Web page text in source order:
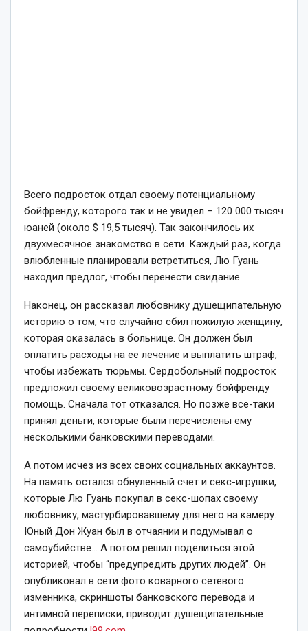
Всего подросток отдал своему потенциальному
бойфренду, которого так и не увидел – 120 000 тысяч
юаней (около $ 19,5 тысяч). Так закончилось их
двухмесячное знакомство в сети. Каждый раз, когда
влюбленные планировали встретиться, Лю Гуань
находил предлог, чтобы перенести свидание.
Наконец, он рассказал любовнику душещипательную
историю о том, что случайно сбил пожилую женщину,
которая оказалась в больнице. Он должен был
оплатить расходы на ее лечение и выплатить штраф,
чтобы избежать тюрьмы. Сердобольный подросток
предложил своему великовозрастному бойфренду
помощь. Сначала тот отказался. Но позже все-таки
принял деньги, которые были перечислены ему
несколькими банковскими переводами.
А потом исчез из всех своих социальных аккаунтов.
На память остался обнуленный счет и секс-игрушки,
которые Лю Гуань покупал в секс-шопах своему
любовнику, мастурбировавшему для него на камеру.
Юный Дон Жуан был в отчаянии и подумывал о
самоубийстве… А потом решил поделиться этой
историей, чтобы “предупредить других людей”. Он
опубликовал в сети фото коварного сетевого
изменника, скриншоты банковского перевода и
интимной переписки, приводит душещипательные